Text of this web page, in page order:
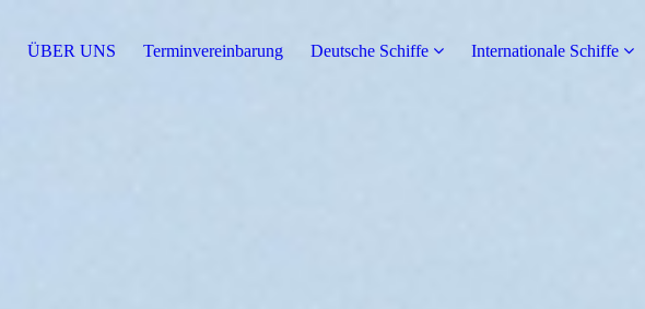
ÜBER UNS Terminvereinbarung Deutsche Schiffe Internationale Schiffe